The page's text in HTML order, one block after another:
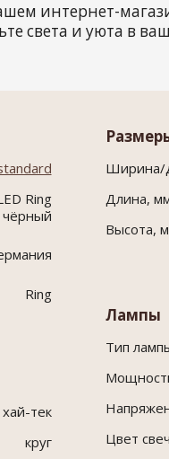
интернет-
света и уюта в
Ring
чёрный
Ring
хай-тек
круг
Ширина/
Длина,
Высота,
Лампы
Тип
Цвет